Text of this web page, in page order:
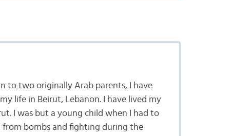
to two originally Arab parents, I have
life in Beirut, Lebanon. I have lived my
I was but a young child when I had to
from bombs and fighting during the